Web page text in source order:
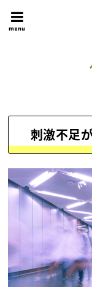
menu
HOME 今日の運勢
刺激不足